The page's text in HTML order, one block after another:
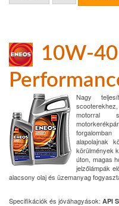
10W-40
Nagy
motorral
alapolajnak
körülmények
úton, magas
jelzőlámpák
alacsony olaj és üzemanyag
Specifikációk és jóváhagyások: API